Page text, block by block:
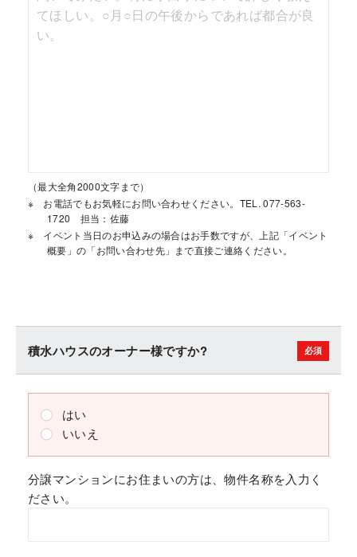
（最大全角2000文字まで）
お電話でもお気軽にお問い合わせください。TEL. 077-563-
1720 担当：佐藤
イベント当日のお申込みの場合はお手数ですが、上記「イベント
概要」の「お問い合わせ先」まで直接ご連絡ください。
積水ハウスのオーナー様ですか?
はい
いいえ
分譲マンションにお住まいの方は、物件名称を入力く
ださい。